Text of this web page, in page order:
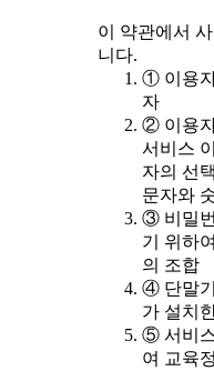
이 약관에서
니다.
① 이용
자
② 이용
서비스
자의 선
문자와
③ 비밀
기 위하
의 조합
④ 단말
가 설치
⑤ 서비
여 교육